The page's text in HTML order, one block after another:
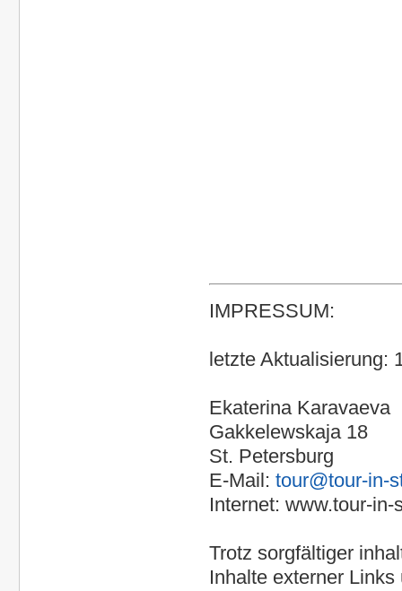
IMPRESSUM:
letzte Aktualisierung:
Ekaterina Karavaeva
Gakkelewskaja 18
St. Petersburg
E-Mail: tour@tour-in-
Internet: www.tour-
Trotz sorgfältiger
Inhalte externer